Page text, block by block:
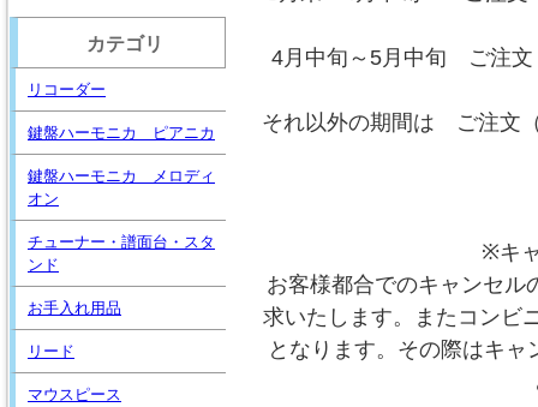
4月中旬～5月中旬 ご注文
それ以外の期間は ご注文
※キ
お客様都合でのキャンセル
求いたします。またコンビ
となります。その際はキ
カテゴリ
リコーダー
鍵盤ハーモニカ ピアニカ
鍵盤ハーモニカ メロディ
オン
チューナー・譜面台・スタ
ンド
お手入れ用品
リード
マウスピース